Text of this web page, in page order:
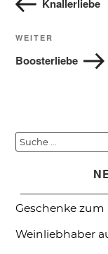
Knallerliebe
Nächster
Beitrag
WEITER
Boosterliebe
Suche
Geschenke
Weinliebhaber